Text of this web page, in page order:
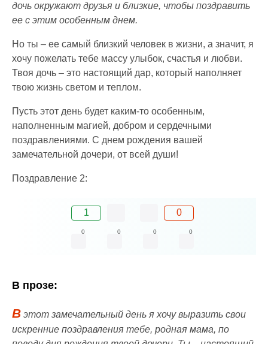
дочь окружают друзья и близкие, чтобы поздравить
ее с этим особенным днем.
Но ты – ее самый близкий человек в жизни, а значит, я
хочу пожелать тебе массу улыбок, счастья и любви.
Твоя дочь – это настоящий дар, который наполняет
твою жизнь светом и теплом.
Пусть этот день будет каким-то особенным,
наполненным магией, добром и сердечными
поздравлениями. С днем рождения вашей
замечательной дочери, от всей души!
Поздравление 2:
1 0
0 0 0 0
В прозе:
В этот замечательный день я хочу выразить свои
искренние поздравления тебе, родная мама, по